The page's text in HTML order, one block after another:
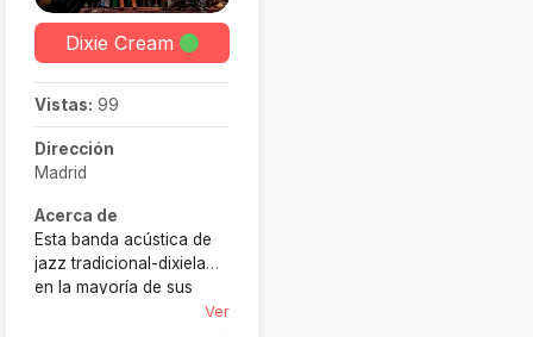
Dixie Cream
Vistas: 99
Dirección
Madrid
Acerca de
Esta banda acústica de
jazz tradicional-dixieland,
en la mayoría de sus
actuaciones, no utilizaVer